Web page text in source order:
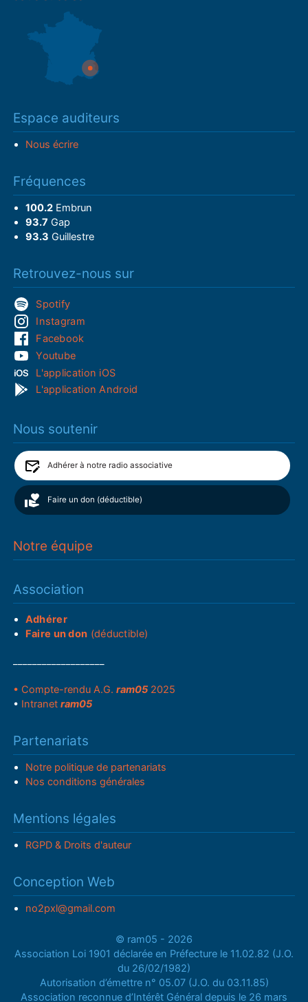
Espace auditeurs
Nous écrire
Fréquences
100.2Embrun
93.7 Gap
93.3 Guillestre
Retrouvez-nous sur
Spotify
Instagram
Facebook
Youtube
L'application iOS
L'application Android
Nous soutenir
Adhérer à notre radio associative
Faire un don (déductible)
Notre équipe
Association
Adhérer
Faire un don (déductible)
• Compte-rendu A.G.ram05 2025
• Intranetram05
Partenariats
Notre politique de partenariats
Nos conditions générales
Mentions légales
RGPD & Droits d'auteur
Conception Web
no2pxl@gmail.com
© ram05 - 2026
Association Loi 1901 déclarée en Préfecture le 11.02.82 (J.O.
du 26/02/1982)
Autorisation d’émettre n° 05.07 (J.O. du 03.11.85)
Association reconnue d’Intérêt Général depuis le 26 mars